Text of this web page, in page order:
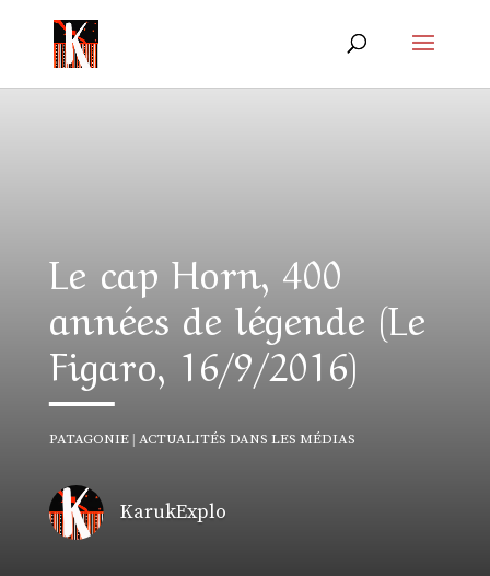
Le cap Horn, 400
années de légende (Le
Figaro, 16/9/2016)
PATAGONIE| ACTUALITÉS DANS LES MÉDIAS
KarukExplo